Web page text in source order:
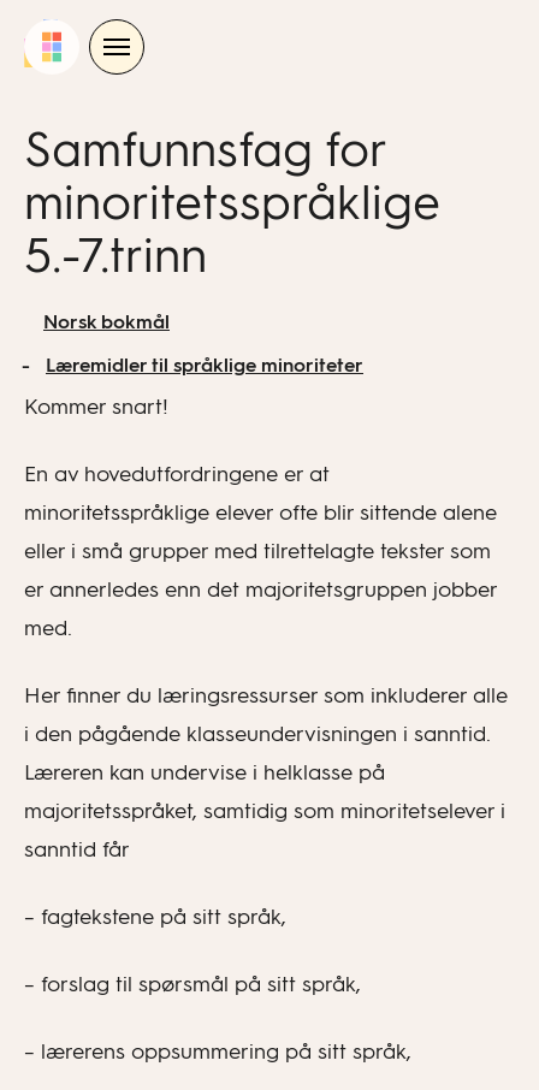
Samfunnsfag for
minoritetsspråklige
5.-7.trinn
Norsk bokmål
Læremidler til språklige minoriteter
Kommer snart!
En av hovedutfordringene er at
minoritetsspråklige elever ofte blir sittende alene
eller i små grupper med tilrettelagte tekster som
er annerledes enn det majoritetsgruppen jobber
med.
Her finner du læringsressurser som inkluderer alle
i den pågående klasseundervisningen i sanntid.
Læreren kan undervise i helklasse på
majoritetsspråket, samtidig som minoritetselever i
sanntid får
– fagtekstene på sitt språk,
– forslag til spørsmål på sitt språk,
– lærerens oppsummering på sitt språk,